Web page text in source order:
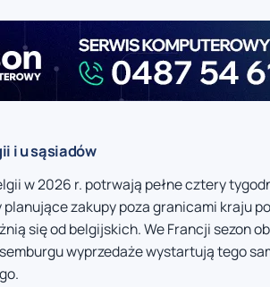
i u sąsiadów
w 2026 r. potrwają pełne cztery
planujące zakupy poza granicami kraju
się od belgijskich. We Francji sezon
wyprzedaże wystartują tego